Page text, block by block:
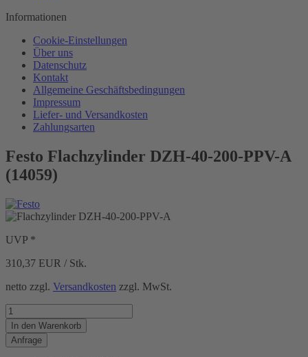
Informationen
Cookie-Einstellungen
Über uns
Datenschutz
Kontakt
Allgemeine Geschäftsbedingungen
Impressum
Liefer- und Versandkosten
Zahlungsarten
Festo Flachzylinder DZH-40-200-PPV-A
(14059)
UVP *
310,37 EUR / Stk.
netto zzgl. Versandkosten zzgl. MwSt.
In den Warenkorb
Anfrage